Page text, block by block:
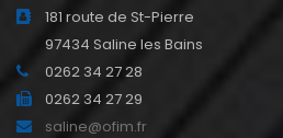
181 route de St-Pierre
97434 Saline les Bains
0262 34 27 28
0262 34 27 29
saline@ofim.fr